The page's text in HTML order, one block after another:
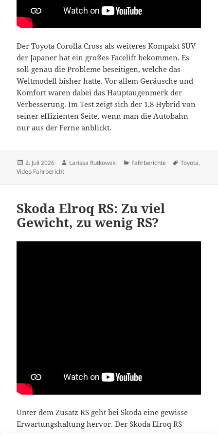
Der Toyota Corolla Cross als weiteres Kompakt SUV
der Japaner hat ein großes Facelift bekommen. Es
soll genau die Probleme beseitigen, welche das
Weltmodell bisher hatte. Vor allem Geräusche und
Komfort waren dabei das Hauptaugenmerk der
Verbesserung. Im Test zeigt sich der 1.8 Hybrid von
seiner effizienten Seite, wenn man die Autobahn
nur aus der Ferne anblickt.
Veröffentlicht
am
2. Juli 2026 Autor
Larissa Rutkowski Kategorien
Fahrberichte Schlagwörter
Toyota,
Video Fahrbericht
Skoda Elroq RS: Zu viel
Gewicht, zu wenig RS?
Unter dem Zusatz RS geht bei Skoda eine gewisse
Erwartungshaltung hervor. Der Skoda Elroq RS